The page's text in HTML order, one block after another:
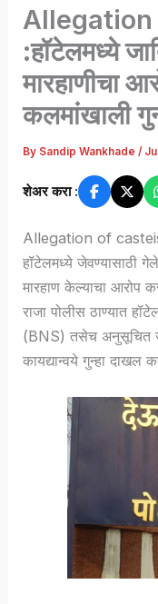
:हॉटेलमध्ये
मारहाणीचा
कलमांखाली
By Sandip Wankhade/
शेअर करा :
Allegation of casteist
हॉटेलमध्ये जेवण्यासाठी
मारहाण केल्याचा आरोप
राजा पोलीस ठाण्यात
(BNS) तसेच अनुसूचित
कायद्यान्वये गुन्हा